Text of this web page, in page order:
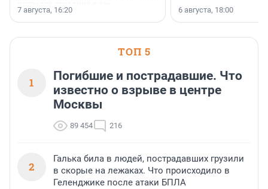
поменялась роль строительства.
7 августа, 16:20 6 августа, 18:00
ТОП 5
1
Погибшие и пострадавшие. Что
известно о взрыве в центре
Москвы
89 454 216
2
Галька била в людей, пострадавших грузили
в скорые на лежаках. Что происходило в
Геленджике после атаки БПЛА